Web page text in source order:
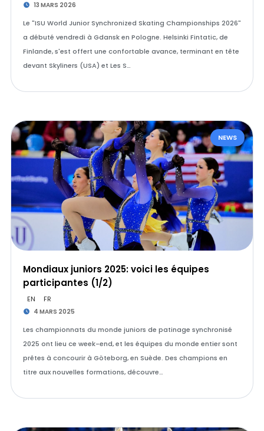
13 MARS 2026
Le "ISU World Junior Synchronized Skating Championships 2026"
a débuté vendredi à Gdansk en Pologne. Helsinki Fintatic, de
Finlande, s'est offert une confortable avance, terminant en tête
devant Skyliners (USA) et Les S…
NEWS
Mondiaux juniors 2025: voici les équipes
participantes (1/2)
EN FR
4 MARS 2025
Les championnats du monde juniors de patinage synchronisé
2025 ont lieu ce week-end, et les équipes du monde entier sont
prêtes à concourir à Göteborg, en Suède. Des champions en
titre aux nouvelles formations, découvre…